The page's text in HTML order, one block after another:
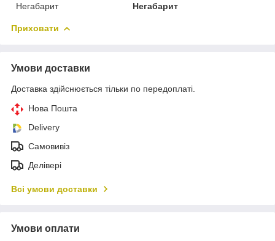
Негабарит
Негабарит
Приховати
Умови доставки
Доставка здійснюється тільки по передоплаті.
Нова Пошта
Delivery
Самовивіз
Делівері
Всі умови доставки
Умови оплати